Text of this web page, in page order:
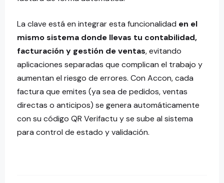
La clave está en integrar esta funcionalidad en el
mismo sistema donde llevas tu contabilidad,
facturación y gestión de ventas, evitando
aplicaciones separadas que complican el trabajo y
aumentan el riesgo de errores. Con Accon, cada
factura que emites (ya sea de pedidos, ventas
directas o anticipos) se genera automáticamente
con su código QR Verifactu y se sube al sistema
para control de estado y validación.